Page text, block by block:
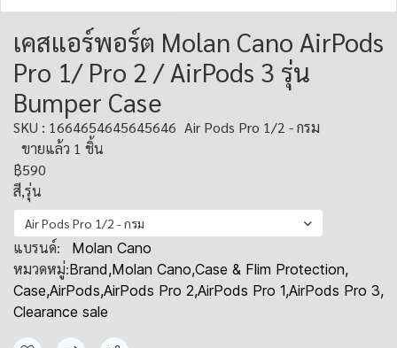
เคสแอร์พอร์ต Molan Cano AirPods
Pro 1/ Pro 2 / AirPods 3 รุ่น
Bumper Case
SKU : 1664654645645646 Air Pods Pro 1/2 - กรม
ขายแล้ว 1 ชิ้น
฿590
สี,รุ่น
Air Pods Pro 1/2 - กรม
แบรนด์: Molan Cano
หมวดหมู่:Brand,Molan Cano,Case & Flim Protection,
Case,AirPods,AirPods Pro 2,AirPods Pro 1,AirPods Pro 3,
Clearance sale